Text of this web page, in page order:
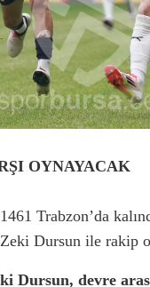
OYNAYACAK
Trabzon’da
Dursun ile rakip
Dursun, devre